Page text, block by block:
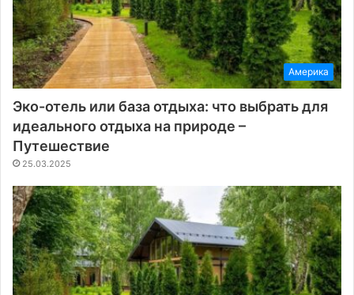
Америка
Эко-отель или база отдыха: что выбрать для
идеального отдыха на природе –
Путешествие
25.03.2025